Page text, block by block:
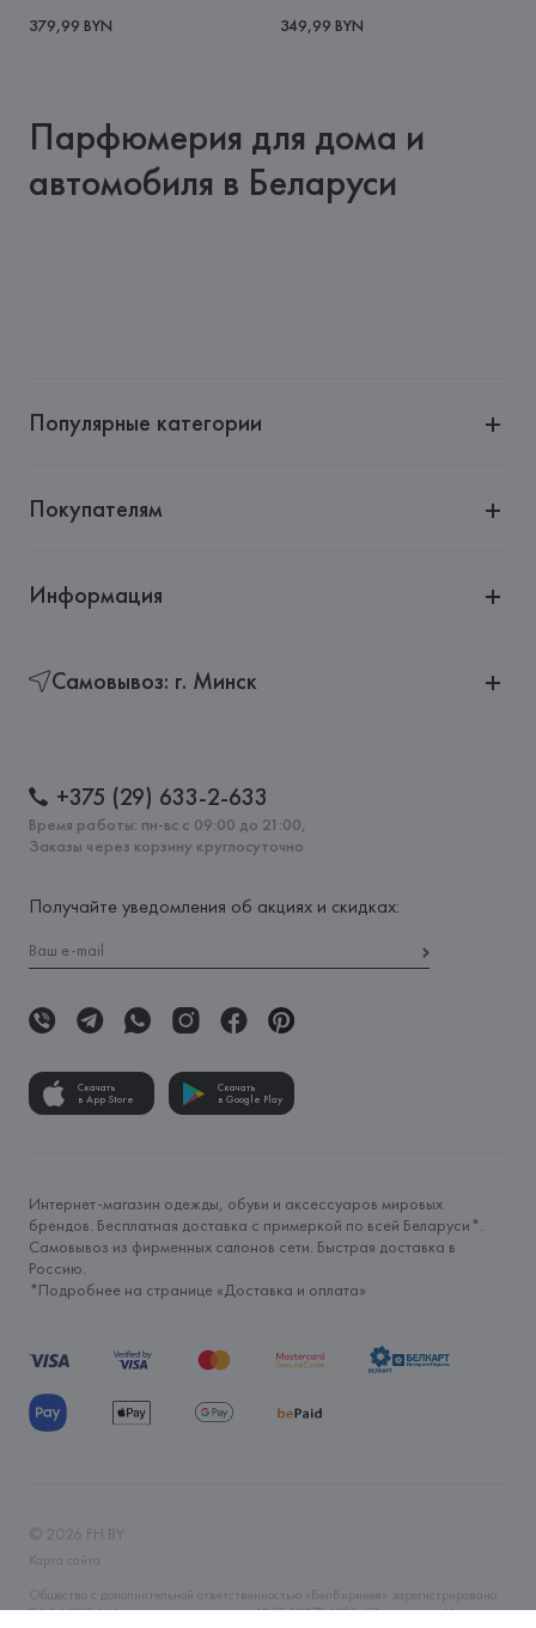
379,99 BYN
349,99 BYN
Парфюмерия для дома и
автомобиля в Беларуси
Популярные категории
Покупателям
Информация
Самовывоз: г. Минск
+375 (29) 633-2-633
Время работы: пн-вс с 09:00 до 21:00,
Заказы через корзину круглосуточно
Получайте уведомления об акциях и скидках:
Скачать
в App Store
Скачать
в Google Play
Интернет-магазин одежды, обуви и аксессуаров мировых
брендов. Бесплатная доставка с примеркой по всей Беларуси*.
Самовывоз из фирменных салонов сети. Быстрая доставка в
Россию.
*Подробнее на странице «Доставка и оплата»
© 2026 FH.BY
Карта сайта
Общество с дополнительной ответственностью «БелВиринея» зарегистрировано
06.04.2006 Минским горисполкомом. УНП 190706320. Юр.адрес: г. Минск, ул.